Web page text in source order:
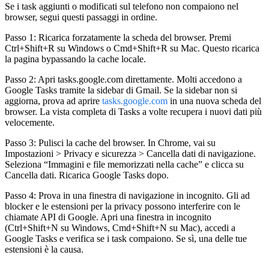
Se i task aggiunti o modificati sul telefono non compaiono nel
browser, segui questi passaggi in ordine.
Passo 1: Ricarica forzatamente la scheda del browser. Premi
Ctrl+Shift+R su Windows o Cmd+Shift+R su Mac. Questo ricarica
la pagina bypassando la cache locale.
Passo 2: Apri tasks.google.com direttamente. Molti accedono a
Google Tasks tramite la sidebar di Gmail. Se la sidebar non si
aggiorna, prova ad aprire tasks.google.com in una nuova scheda del
browser. La vista completa di Tasks a volte recupera i nuovi dati più
velocemente.
Passo 3: Pulisci la cache del browser. In Chrome, vai su
Impostazioni > Privacy e sicurezza > Cancella dati di navigazione.
Seleziona “Immagini e file memorizzati nella cache” e clicca su
Cancella dati. Ricarica Google Tasks dopo.
Passo 4: Prova in una finestra di navigazione in incognito. Gli ad
blocker e le estensioni per la privacy possono interferire con le
chiamate API di Google. Apri una finestra in incognito
(Ctrl+Shift+N su Windows, Cmd+Shift+N su Mac), accedi a
Google Tasks e verifica se i task compaiono. Se sì, una delle tue
estensioni è la causa.